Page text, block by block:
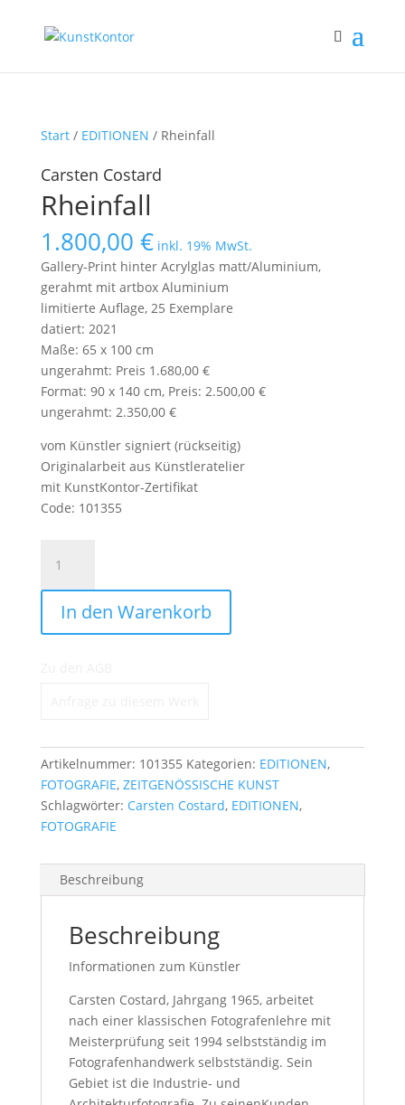
Start/ EDITIONEN / Rheinfall
Carsten Costard
Rheinfall
1.800,00 € inkl. 19% MwSt.
Gallery-Print hinter Acrylglas matt/Aluminium,
gerahmt mit artbox Aluminium
limitierte Auflage, 25 Exemplare
datiert: 2021
Maße: 65 x 100 cm
ungerahmt: Preis 1.680,00 €
Format: 90 x 140 cm, Preis: 2.500,00 €
ungerahmt: 2.350,00 €
vom Künstler signiert (rückseitig)
Originalarbeit aus Künstleratelier
mit KunstKontor-Zertifikat
Code: 101355
Menge
In den Warenkorb
Artikelnummer: 101355 Kategorien: EDITIONEN,
FOTOGRAFIE, ZEITGENÖSSISCHE KUNST
Schlagwörter: Carsten Costard, EDITIONEN,
FOTOGRAFIE
Beschreibung
Beschreibung
Informationen zum Künstler
Carsten Costard, Jahrgang 1965, arbeitet
nach einer klassischen Fotografenlehre mit
Meisterprüfung seit 1994 selbstständig im
Fotografenhandwerk selbstständig. Sein
Gebiet ist die Industrie- und